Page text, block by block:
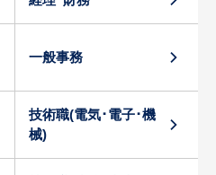
一般事務
技術職(電気･電子･機
械)